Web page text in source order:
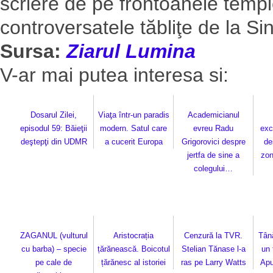
controversatele tăbliţe de la
Sursa: Ziarul Lumina
V-ar mai putea interesa si:
Dosarul Zilei,
episodul 59: Băieţii
deştepţi din UDMR
Viaţa într-un paradis
modern. Satul care
a cucerit Europa
Academicianul
evreu Radu
Grigorovici despre
jertfa de sine a
colegului…
ZAGANUL (vulturul
cu barba) – specie
pe cale de
Aristocrația
țărănească. Boicotul
țărănesc al istoriei
Cenzură la TVR.
Stelian Tănase l-a
ras pe Larry Watts
un